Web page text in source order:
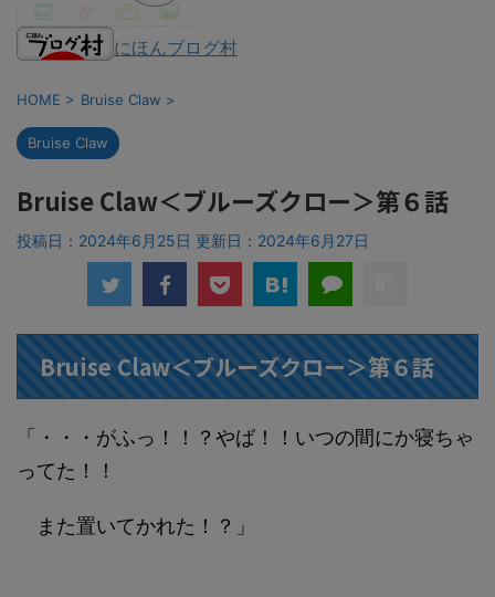
にほんブログ村
HOME > Bruise Claw >
Bruise Claw
Bruise Claw＜ブルーズクロー＞第６話
投稿日：2024年6月25日 更新日： 2024年6月27日
Bruise Claw＜ブルーズクロー＞第６話
「・・・がふっ！！？やば！！いつの間にか寝ちゃ
ってた！！
また置いてかれた！？」